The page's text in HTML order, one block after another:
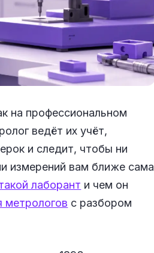
на профессиональном
ведёт их учёт,
и следит, чтобы ни
измерений вам ближе сама
лаборант и чем он
метрологов с разбором